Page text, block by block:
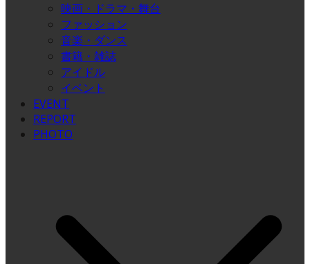
映画・ドラマ・舞台
ファッション
音楽・ダンス
書籍・雑誌
アイドル
イベント
EVENT
REPORT
PHOTO